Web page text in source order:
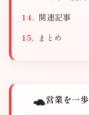
関連記事
まとめ
🐢営業を一